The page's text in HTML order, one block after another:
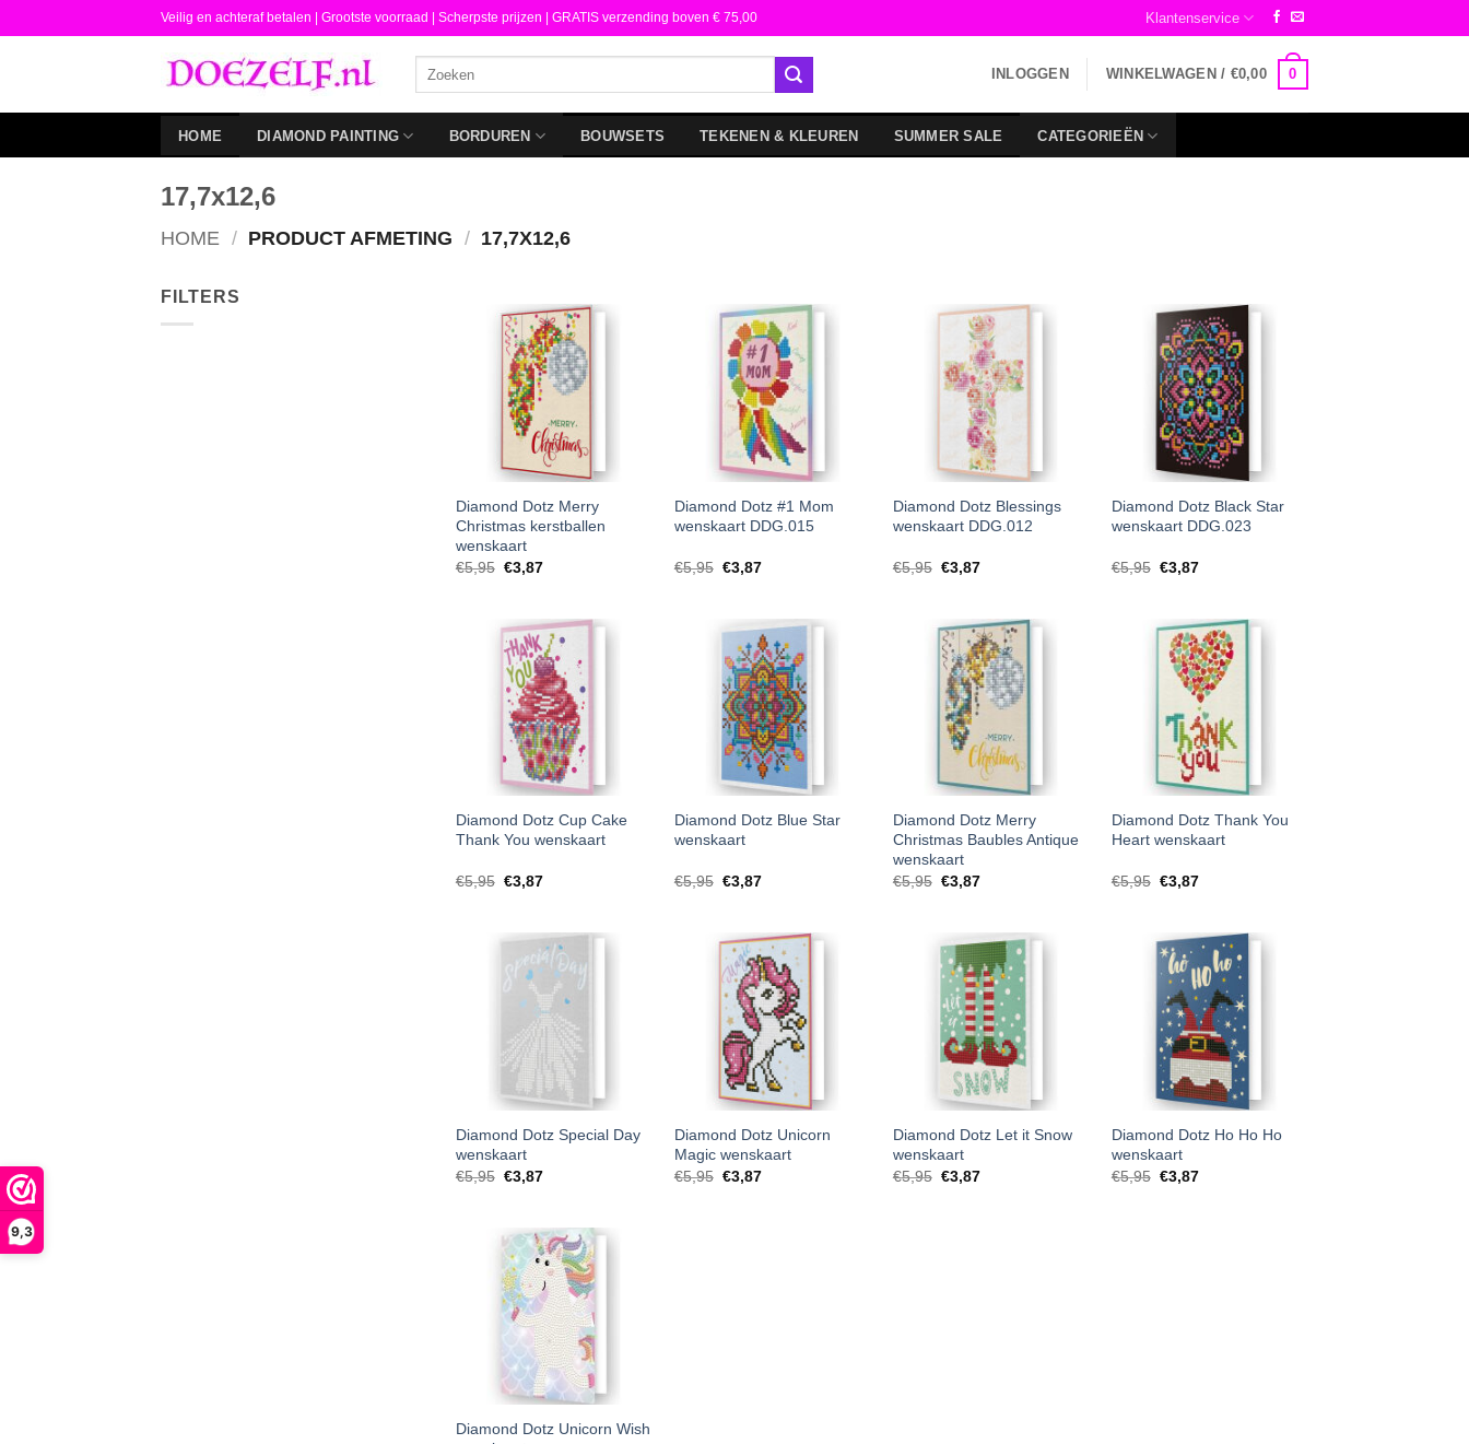
9,3
naar
Veilig en achteraf betalen | Grootste voorraad | Scherpste prijzen | GRATIS verzending boven € 75,00 Klantenservice
INLOGGEN WINKELWAGEN / €0,00 0
HOME DIAMOND PAINTING BORDUREN BOUWSETS TEKENEN & KLEUREN SUMMER SALE CATEGORIEËN
17,7x12,6
HOME / PRODUCT AFMETING / 17,7X12,6
FILTERS
Diamond Dotz Merry
Christmas kerstballen
wenskaart
€5,95 €3,87
Diamond Dotz #1 Mom
wenskaart DDG.015
€5,95 €3,87
Diamond Dotz Blessings
wenskaart DDG.012
€5,95 €3,87
Diamond Dotz Black Star
wenskaart DDG.023
€5,95 €3,87
Diamond Dotz Cup Cake
Thank You wenskaart
€5,95 €3,87
Diamond Dotz Blue Star
wenskaart
€5,95 €3,87
Diamond Dotz Merry
Christmas Baubles Antique
wenskaart
€5,95 €3,87
Diamond Dotz Thank You
Heart wenskaart
€5,95 €3,87
Diamond Dotz Special Day
wenskaart
€5,95 €3,87
Diamond Dotz Unicorn
Magic wenskaart
€5,95 €3,87
Diamond Dotz Let it Snow
wenskaart
€5,95 €3,87
Diamond Dotz Ho Ho Ho
wenskaart
€5,95 €3,87
Diamond Dotz Unicorn Wish